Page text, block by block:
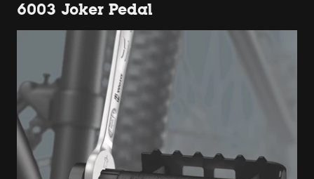
6003 Joker Pedal